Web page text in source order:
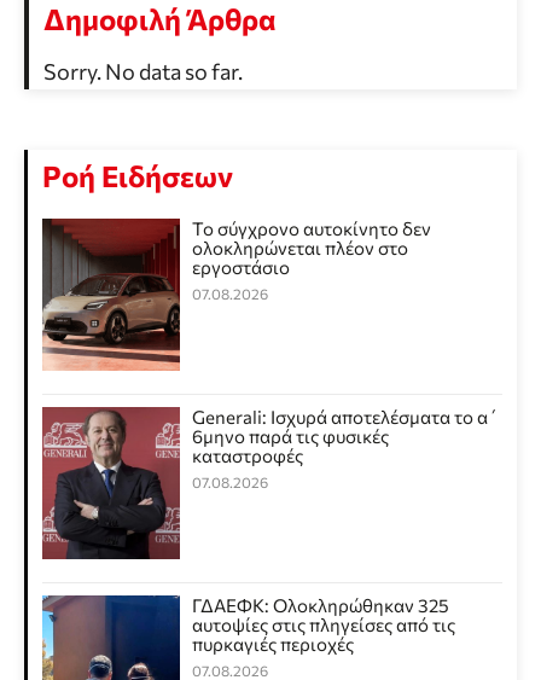
Δημοφιλή Άρθρα
Sorry. No data so far.
Ροή Ειδήσεων
Το σύγχρονο αυτοκίνητο δεν
ολοκληρώνεται πλέον στο
εργοστάσιο
07.08.2026
Generali: Ισχυρά αποτελέσματα το α΄
6μηνο παρά τις φυσικές
καταστροφές
07.08.2026
ΓΔΑΕΦΚ: Ολοκληρώθηκαν 325
αυτοψίες στις πληγείσες από τις
πυρκαγιές περιοχές
07.08.2026